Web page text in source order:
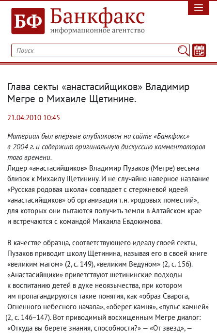
Глава секты «анастасийщиков» Владимир
Мегре о Михаиле Щетинине.
21.04.2010 10:45
Материал был впервые опубликован на сайте «Банкфакс»
в 2004 г. и содержит оригинальную дискуссию комментаторов
того времени.
Лидер «анастасийщиков» Владимир Пузаков (Мегре) весьма
близок к Михаилу Щетинину. И не случайно наверное название
«Русская родовая школа» совпадает с стержневой идеей
«анастасийщиков» об организации т.н. «родовых поместий»,
для которых они пытаются получить земли в Алтайском крае
и встречаются с командой Михаила Евдокимова.
В качестве образца, соответствующего идеалу своей секты,
Пузаков приводит школу Щетинина, называя его в своей книге
«великим магом» (2, с. 149), «великим Ведуном» (2, с. 156).
«Анастасийщики» приветствуют щетининские подходы
к воспитанию детей в духе неоязычества, при котором
им пропагандируются такие понятия, как «образ Сварога,
Огненного небесного начала», «оберег камня», «пульс камней»
(2, с. 146−147). Вот приводимый восхищенным Мегре диалог:
«Откуда вы берете знания, способности?» — «От звезд», —